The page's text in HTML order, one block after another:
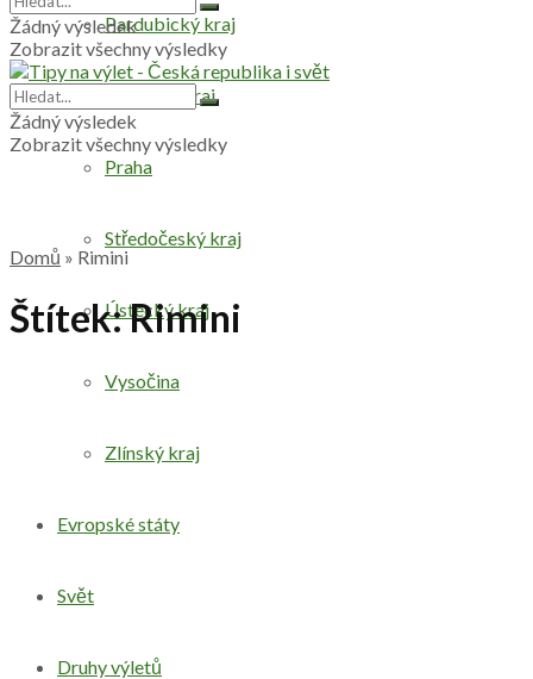
Pardubický kraj
Plzeňský kraj
Praha
Středočeský kraj
Ústecký kraj
Vysočina
Zlínský kraj
Evropské státy
Svět
Druhy výletů
Žádný výsledek
Zobrazit všechny výsledky
Žádný výsledek
Zobrazit všechny výsledky
Domů » Rimini
Štítek:Rimini